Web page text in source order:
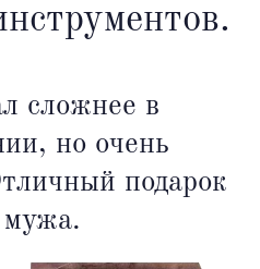
сложнее в
но очень
подарок
мужа.